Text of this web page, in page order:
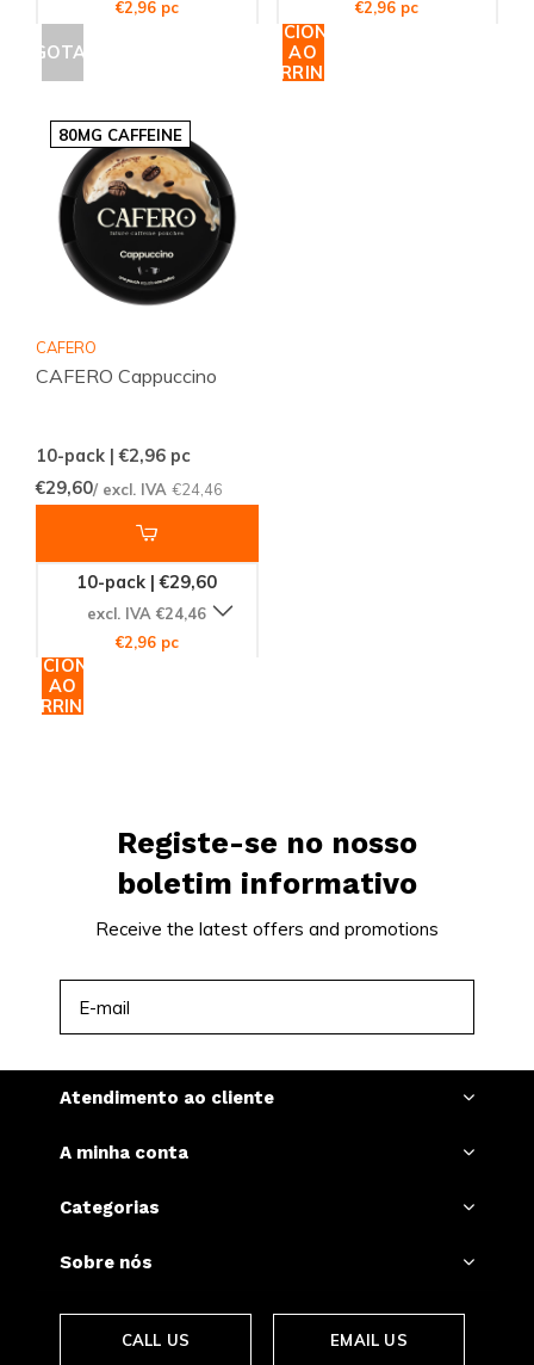
€2,96 pc
ESGOTADO
€2,96 pc
ADICIONAR
AO
CARRINHO
80MG CAFFEINE
CAFERO
CAFERO Cappuccino
10-pack | €2,96 pc
€29,60/ excl. IVA €24,46
10-pack | €29,60
excl. IVA €24,46
€2,96 pc
ADICIONAR
AO
CARRINHO
Registe-se no nosso
boletim informativo
Receive the latest offers and promotions
Atendimento ao cliente
A minha conta
Categorias
Sobre nós
CALL US EMAIL US